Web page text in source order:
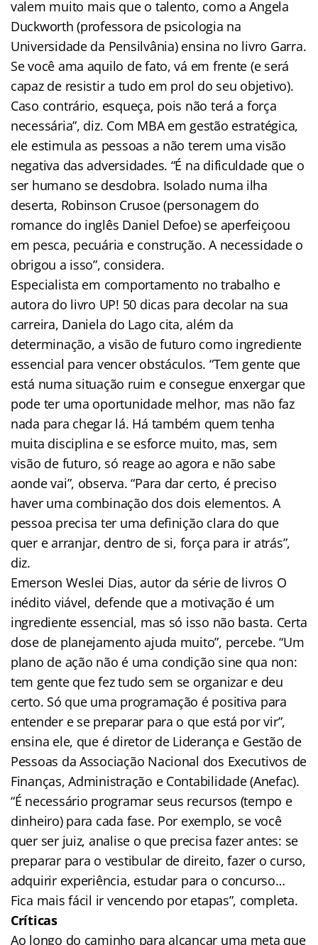
valem muito mais que o talento, como a Angela
Duckworth (professora de psicologia na
Universidade da Pensilvânia) ensina no livro Garra.
Se você ama aquilo de fato, vá em frente (e será
capaz de resistir a tudo em prol do seu objetivo).
Caso contrário, esqueça, pois não terá a força
necessária”, diz. Com MBA em gestão estratégica,
ele estimula as pessoas a não terem uma visão
negativa das adversidades. “É na dificuldade que o
ser humano se desdobra. Isolado numa ilha
deserta, Robinson Crusoe (personagem do
romance do inglês Daniel Defoe) se aperfeiçoou
em pesca, pecuária e construção. A necessidade o
obrigou a isso”, considera.
Especialista em comportamento no trabalho e
autora do livro UP! 50 dicas para decolar na sua
carreira, Daniela do Lago cita, além da
determinação, a visão de futuro como ingrediente
essencial para vencer obstáculos. “Tem gente que
está numa situação ruim e consegue enxergar que
pode ter uma oportunidade melhor, mas não faz
nada para chegar lá. Há também quem tenha
muita disciplina e se esforce muito, mas, sem
visão de futuro, só reage ao agora e não sabe
aonde vai”, observa. “Para dar certo, é preciso
haver uma combinação dos dois elementos. A
pessoa precisa ter uma definição clara do que
quer e arranjar, dentro de si, força para ir atrás”,
diz.
Emerson Weslei Dias, autor da série de livros O
inédito viável, defende que a motivação é um
ingrediente essencial, mas só isso não basta. Certa
dose de planejamento ajuda muito”, percebe. “Um
plano de ação não é uma condição sine qua non:
tem gente que fez tudo sem se organizar e deu
certo. Só que uma programação é positiva para
entender e se preparar para o que está por vir”,
ensina ele, que é diretor de Liderança e Gestão de
Pessoas da Associação Nacional dos Executivos de
Finanças, Administração e Contabilidade (Anefac).
“É necessário programar seus recursos (tempo e
dinheiro) para cada fase. Por exemplo, se você
quer ser juiz, analise o que precisa fazer antes: se
preparar para o vestibular de direito, fazer o curso,
adquirir experiência, estudar para o concurso…
Fica mais fácil ir vencendo por etapas”, completa.
Críticas
Ao longo do caminho para alcançar uma meta que